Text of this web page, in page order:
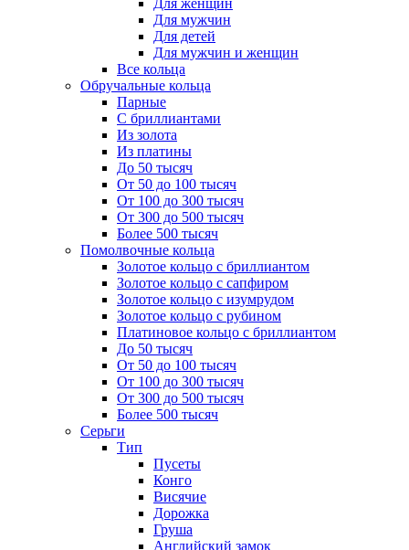
Для женщин
Для мужчин
Для детей
Для мужчин и женщин
Все кольца
Обручальные кольца
Парные
С бриллиантами
Из золота
Из платины
До 50 тысяч
От 50 до 100 тысяч
От 100 до 300 тысяч
От 300 до 500 тысяч
Более 500 тысяч
Помолвочные кольца
Золотое кольцо с бриллиантом
Золотое кольцо с сапфиром
Золотое кольцо с изумрудом
Золотое кольцо с рубином
Платиновое кольцо с бриллиантом
До 50 тысяч
От 50 до 100 тысяч
От 100 до 300 тысяч
От 300 до 500 тысяч
Более 500 тысяч
Серьги
Тип
Пусеты
Конго
Висячие
Дорожка
Груша
Английский замок